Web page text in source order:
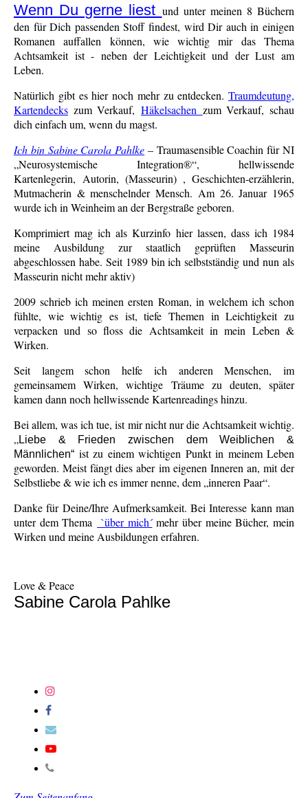
Wenn Du gerne liest und unter meinen 8 Büchern
den für Dich passenden Stoff findest, wird Dir auch in einigen
Romanen auffallen können, wie wichtig mir das Thema
Achtsamkeit ist - neben der Leichtigkeit und der Lust am
Leben.
Natürlich gibt es hier noch mehr zu entdecken. Traumdeutung,
Kartendecks zum Verkauf, Häkelsachen zum Verkauf, schau
dich einfach um, wenn du magst.
Ich bin Sabine Carola Pahlke – Traumasensible Coachin für NI
„Neurosystemische Integration®“, hellwissende
Kartenlegerin, Autorin, (Masseurin) , Geschichten-erzählerin,
Mutmacherin & menschelnder Mensch. Am 26. Januar 1965
wurde ich in Weinheim an der Bergstraße geboren.
Komprimiert mag ich als Kurzinfo hier lassen, dass ich 1984
meine Ausbildung zur staatlich geprüften Masseurin
abgeschlossen habe. Seit 1989 bin ich selbstständig und nun als
Masseurin nicht mehr aktiv)
2009 schrieb ich meinen ersten Roman, in welchem ich schon
fühlte, wie wichtig es ist, tiefe Themen in Leichtigkeit zu
verpacken und so floss die Achtsamkeit in mein Leben &
Wirken.
Seit langem schon helfe ich anderen Menschen, im
gemeinsamem Wirken, wichtige Träume zu deuten, später
kamen dann noch hellwissende Kartenreadings hinzu.
Bei allem, was ich tue, ist mir nicht nur die Achtsamkeit wichtig.
„Liebe & Frieden zwischen dem Weiblichen &
Männlichen“ ist zu einem wichtigen Punkt in meinem Leben
geworden. Meist fängt dies aber im eigenen Inneren an, mit der
Selbstliebe & wie ich es immer nenne, dem „inneren Paar“.
Danke für Deine/Ihre Aufmerksamkeit. Bei Interesse kann man
unter dem Thema
`über mich´mehr über meine Bücher, mein
Wirken und meine Ausbildungen erfahren.
Love & Peace
Sabine Carola Pahlke